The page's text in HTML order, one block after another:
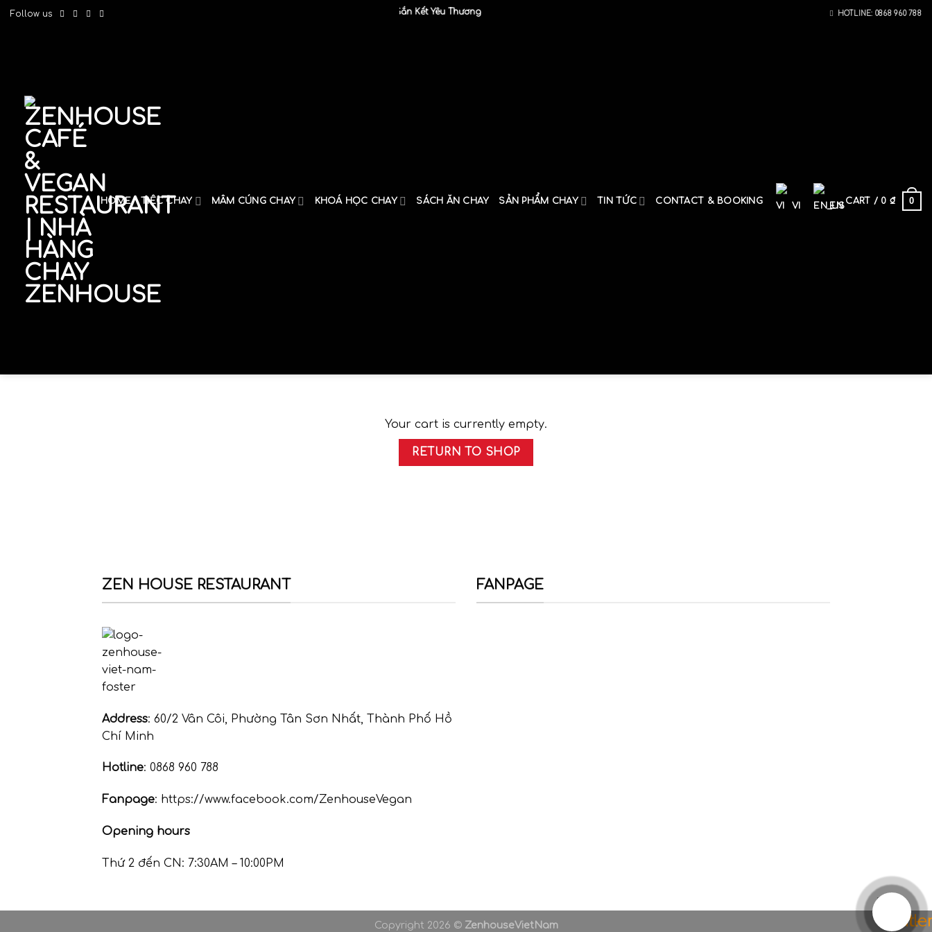
SkipFollow us Ngôi Nhà Gắn Kết Yêu Thương HOTLINE: 0868 960 788
HOME TIỆC CHAY MÂM CÚNG CHAY KHOÁ HỌC CHAY SÁCH ĂN CHAY SẢN PHẨM CHAY TIN TỨC CONTACT & BOOKING
VI EN
CART / 0 ₫ 0
Your cart is currently empty.
RETURN TO SHOP
ZEN HOUSE RESTAURANT
Address: 60/2 Vân Côi, Phường Tân Sơn Nhất, Thành Phố Hồ
Chí Minh
Hotline: 0868 960 788
Fanpage: https://www.facebook.com/ZenhouseVegan
Opening hours
Thứ 2 đến CN: 7:30AM – 10:00PM
FANPAGE
Copyright 2026 © ZenhouseVietNam